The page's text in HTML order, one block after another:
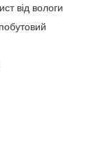
від вологи